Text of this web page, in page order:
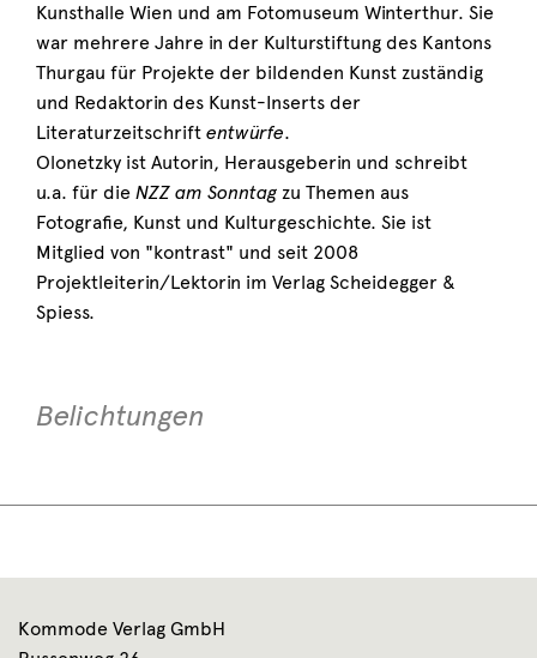
Kunsthalle Wien und am Fotomuseum Winterthur. Sie
war mehrere Jahre in der Kulturstiftung des Kantons
Thurgau für Projekte der bildenden Kunst zuständig
und Redaktorin des Kunst-Inserts der
Literaturzeitschrift entwürfe.
Olonetzky ist Autorin, Herausgeberin und schreibt
u.a. für die NZZ am Sonntag zu Themen aus
Fotografie, Kunst und Kulturgeschichte. Sie ist
Mitglied von "kontrast" und seit 2008
Projektleiterin/Lektorin im Verlag Scheidegger &
Spiess.
Belichtungen
Kommode Verlag GmbH